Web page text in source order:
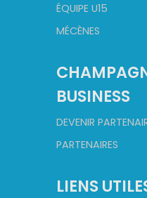
ÉQUIPE U15
MÉCÈNES
BUSINESS
DEVENIR
PARTENAIRES
LIENS